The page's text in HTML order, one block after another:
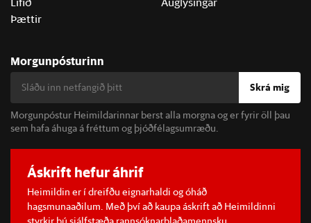
Þættir
Morgunpósturinn
Skrá mig
Morgunpóstur Heimildarinnar berst alla morgna og er fyrir öll þau
sem hafa áhuga á fréttum og þjóðfélagsumræðu.
Áskrift hefur áhrif
Heimildin er í dreifðu eignarhaldi og óháð
hagsmunaaðilum. Með því að kaupa áskrift að Heimildinni